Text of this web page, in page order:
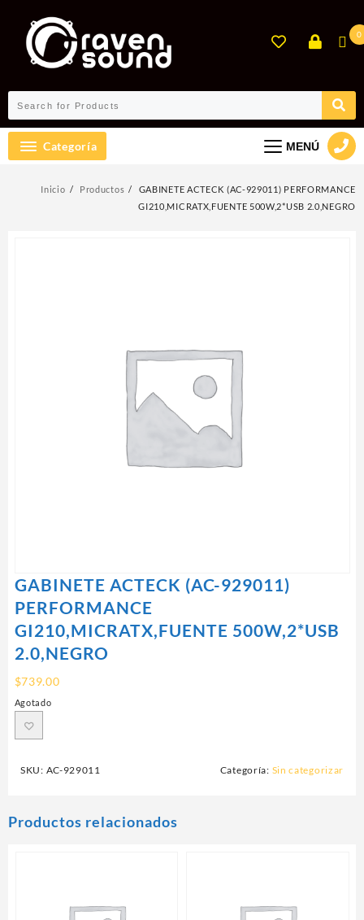
contenido
0
Categoría MENÚ
Inicio Productos
GABINETE ACTECK (AC-929011) PERFORMANCE
GI210,MICRATX,FUENTE 500W,2*USB 2.0,NEGRO
GABINETE ACTECK (AC-929011)
PERFORMANCE
GI210,MICRATX,FUENTE 500W,2*USB
2.0,NEGRO
$739.00
Agotado
SKU: AC-929011 Categoría: Sin categorizar
Productos relacionados